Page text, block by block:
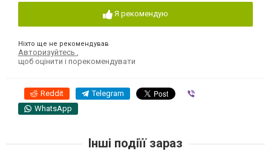
Я рекомендую
Ніхто ще не рекомендував
Авторизуйтесь
щоб оцінити і порекомендувати
Reddit Telegram
WhatsApp
Інші подіїї зараз